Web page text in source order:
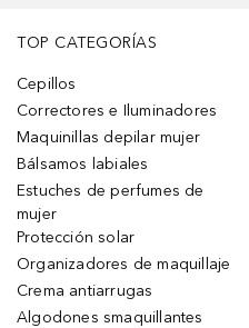
TOP CATEGORÍAS
Cepillos
Correctores e Iluminadores
Maquinillas depilar mujer
Bálsamos labiales
Estuches de perfumes de
mujer
Protección solar
Organizadores de maquillaje
Crema antiarrugas
Algodones smaquillantes